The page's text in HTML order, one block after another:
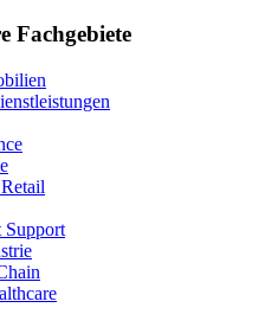
Fachgebiete
Support